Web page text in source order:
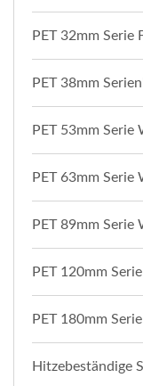
PET 32mm Serie
PET 38mm
PET 53mm Serie
PET 63mm Serie
PET 89mm Serie
PET 120mm
PET 180mm
Hitzebeständige